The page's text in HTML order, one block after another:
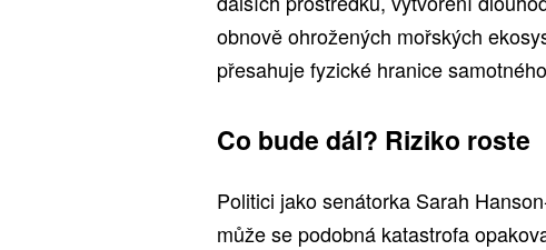
obnově ohrožených mořských
přesahuje fyzické hranice
Co bude dál? Riziko roste
Politici jako senátorka Sarah
může se podobná katastrofa